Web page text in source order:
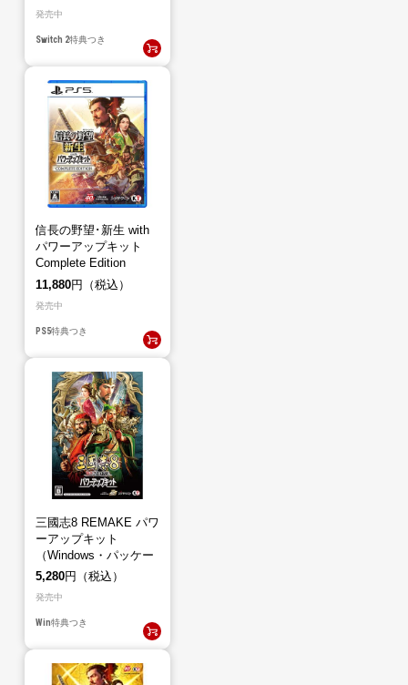
発売中
Switch 2特典つき
信長の野望･新生 with
パワーアップキット
Complete Edition
（PS5）
11,880円（税込）
発売中
PS5特典つき
三國志8 REMAKE パワ
ーアップキット
（Windows・パッケー
ジ版）
5,280円（税込）
発売中
Win特典つき